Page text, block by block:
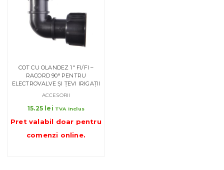
COT CU OLANDEZ 1″ FI/FI –
RACORD 90° PENTRU
ELECTROVALVE ȘI ȚEVI IRIGAȚII
ACCESORII
15.25 lei TVA inclus
Pret valabil doar pentru
comenzi online.